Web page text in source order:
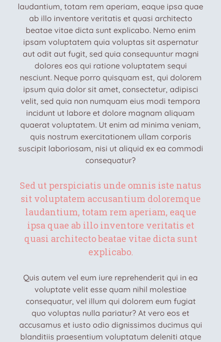
laudantium, totam rem aperiam, eaque ipsa quae
ab illo inventore veritatis et quasi architecto
beatae vitae dicta sunt explicabo. Nemo enim
ipsam voluptatem quia voluptas sit aspernatur
aut odit aut fugit, sed quia consequuntur magni
dolores eos qui ratione voluptatem sequi
nesciunt. Neque porro quisquam est, qui dolorem
ipsum quia dolor sit amet, consectetur, adipisci
velit, sed quia non numquam eius modi tempora
incidunt ut labore et dolore magnam aliquam
quaerat voluptatem. Ut enim ad minima veniam,
quis nostrum exercitationem ullam corporis
suscipit laboriosam, nisi ut aliquid ex ea commodi
consequatur?
Sed ut perspiciatis unde omnis iste natus
sit voluptatem accusantium doloremque
laudantium, totam rem aperiam, eaque
ipsa quae ab illo inventore veritatis et
quasi architecto beatae vitae dicta sunt
explicabo.
Quis autem vel eum iure reprehenderit qui in ea
voluptate velit esse quam nihil molestiae
consequatur, vel illum qui dolorem eum fugiat
quo voluptas nulla pariatur? At vero eos et
accusamus et iusto odio dignissimos ducimus qui
blanditiis praesentium voluptatum deleniti atque